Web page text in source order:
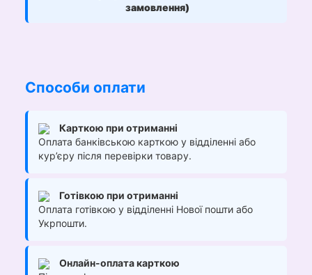
замовлення)
Способи оплати
Карткою при отриманні
Оплата банківською карткою у відділенні або
кур’єру після перевірки товару.
Готівкою при отриманні
Оплата готівкою у відділенні Нової пошти або
Укрпошти.
Онлайн-оплата карткою